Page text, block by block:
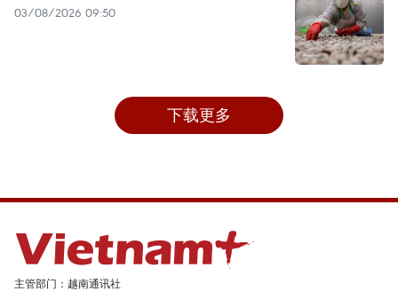
03/08/2026 09:50
下载更多
主管部门：越南通讯社